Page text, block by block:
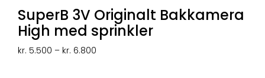
SuperB 3V Originalt Bakkamera
High med sprinkler
kr. 5.500 – kr. 6.800